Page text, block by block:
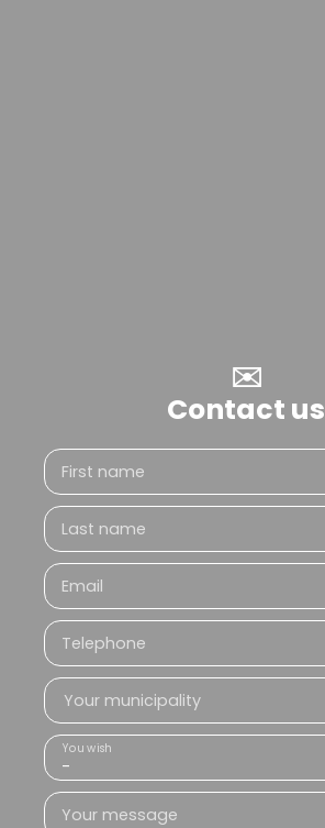
✉️
Contact us
First name
Last name
Email
Telephone
Your municipality
-
You wish
Your message